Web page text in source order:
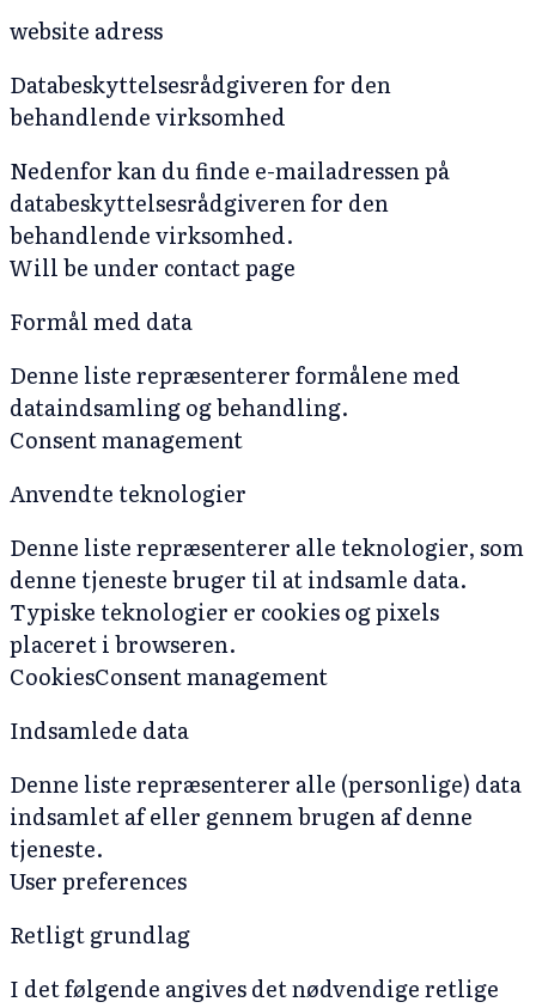
website adress
Databeskyttelsesrådgiveren for den
behandlende virksomhed
Nedenfor kan du finde e-mailadressen på
databeskyttelsesrådgiveren for den
behandlende virksomhed.
Will be under contact page
Formål med data
Denne liste repræsenterer formålene med
dataindsamling og behandling.
Consent management
Anvendte teknologier
Denne liste repræsenterer alle teknologier, som
denne tjeneste bruger til at indsamle data.
Typiske teknologier er cookies og pixels
placeret i browseren.
CookiesConsent management
Indsamlede data
Denne liste repræsenterer alle (personlige) data
indsamlet af eller gennem brugen af denne
tjeneste.
User preferences
Retligt grundlag
I det følgende angives det nødvendige retlige